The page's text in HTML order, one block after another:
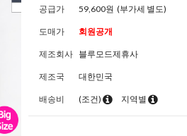
공급가 59,600원 (부가세 별도)
도매가 회원공개
제조회사 블루모드제휴사
제조국 대한민국
배송비 (조건) 지역별